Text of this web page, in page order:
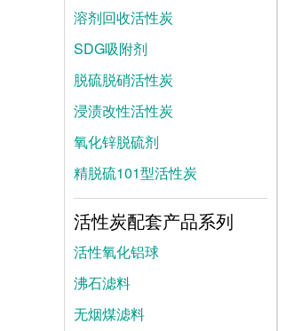
溶剂回收活性炭
SDG吸附剂
脱硫脱硝活性炭
浸渍改性活性炭
氧化锌脱硫剂
精脱硫101型活性炭
活性炭配套产品系列
活性氧化铝球
沸石滤料
无烟煤滤料